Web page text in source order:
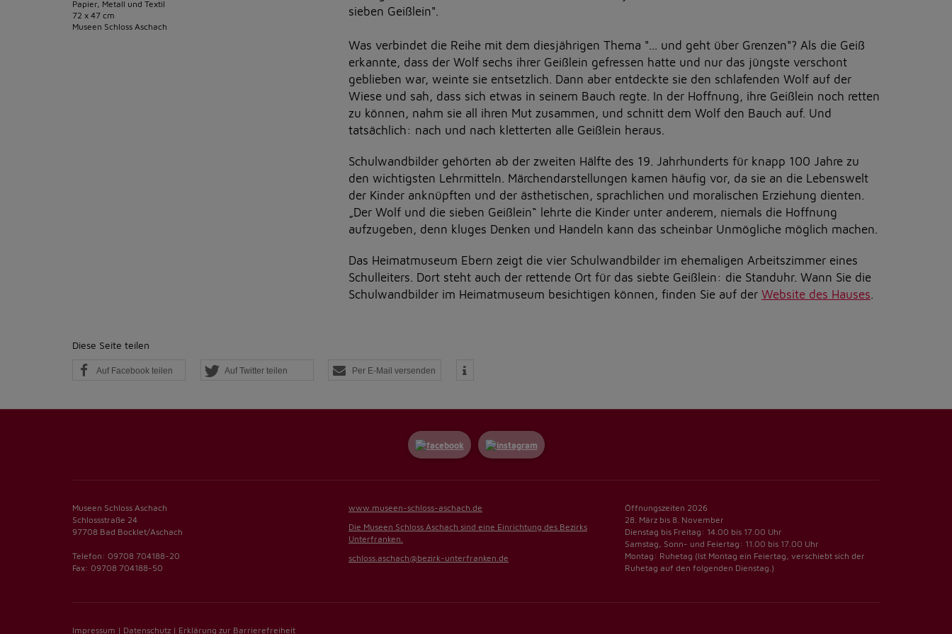
Papier, Metall und Textil
72 x 47 cm
Museen Schloss Aschach
sieben Geißlein".
Was verbindet die Reihe mit dem diesjährigen Thema "... und geht über Grenzen"? Als die Geiß
erkannte, dass der Wolf sechs ihrer Geißlein gefressen hatte und nur das jüngste verschont
geblieben war, weinte sie entsetzlich. Dann aber entdeckte sie den schlafenden Wolf auf der
Wiese und sah, dass sich etwas in seinem Bauch regte. In der Hoffnung, ihre Geißlein noch retten
zu können, nahm sie all ihren Mut zusammen, und schnitt dem Wolf den Bauch auf. Und
tatsächlich: nach und nach kletterten alle Geißlein heraus.
Schulwandbilder gehörten ab der zweiten Hälfte des 19. Jahrhunderts für knapp 100 Jahre zu
den wichtigsten Lehrmitteln. Märchendarstellungen kamen häufig vor, da sie an die Lebenswelt
der Kinder anknüpften und der ästhetischen, sprachlichen und moralischen Erziehung dienten.
„Der Wolf und die sieben Geißlein“ lehrte die Kinder unter anderem, niemals die Hoffnung
aufzugeben, denn kluges Denken und Handeln kann das scheinbar Unmögliche möglich machen.
Das Heimatmuseum Ebern zeigt die vier Schulwandbilder im ehemaligen Arbeitszimmer eines
Schulleiters. Dort steht auch der rettende Ort für das siebte Geißlein: die Standuhr. Wann Sie die
Schulwandbilder im Heimatmuseum besichtigen können, finden Sie auf der Website des Hauses.
Diese Seite teilen
Auf Facebook teilen Auf Twitter teilen Per E-Mail versenden
Museen Schloss Aschach
Schlossstraße 24
97708 Bad Bocklet/Aschach
Telefon: 09708 704188-20
Fax: 09708 704188-50
www.museen-schloss-aschach.de
Die Museen Schloss Aschach sind eine Einrichtung des Bezirks
Unterfranken.
schloss.aschach@bezirk-unterfranken.de
Öffnungszeiten 2026
28. März bis 8. November
Dienstag bis Freitag: 14.00 bis 17.00 Uhr
Samstag, Sonn- und Feiertag: 11.00 bis 17.00 Uhr
Montag: Ruhetag (Ist Montag ein Feiertag, verschiebt sich der
Ruhetag auf den folgenden Dienstag.)
Impressum | Datenschutz | Erklärung zur Barrierefreiheit